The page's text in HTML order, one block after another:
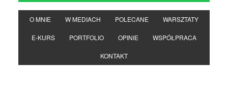
O MNIE W MEDIACH POLECANE WARSZTATY
E-KURS PORTFOLIO OPINIE WSPÓŁPRACA
KONTAKT